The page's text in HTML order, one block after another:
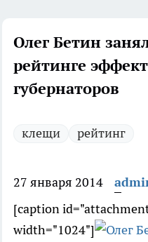
Олег Бетин
рейтинге
губернаторов
клещи рейтинг
27 января 2014
[caption
width="1024"]